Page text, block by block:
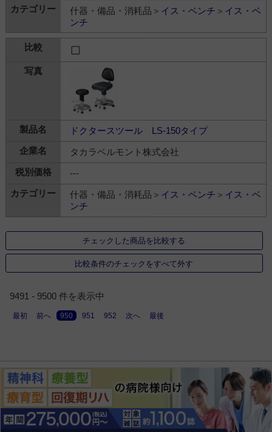
什器・備品・消耗品＞ イス・ベンチ ＞ イス・ベ
ンチ
ドクタースツール LS-150タイプ
タカラベルモント株式会社
---
什器・備品・消耗品＞ イス・ベンチ ＞ イス・ベ
ンチ
チェックした商品を比較する
比較条件のチェックをすべて外す
9491 - 9500 件を表示中
最初 前へ 950 951 952 次へ 最後